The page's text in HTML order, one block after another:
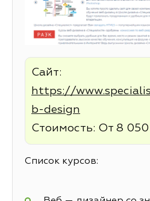
Сайт:
https://
b-design
Стоимость: От 8 050
Список курсов: